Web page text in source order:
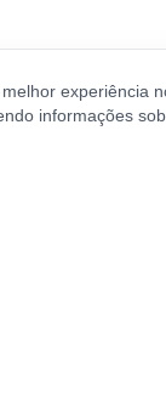
experiência
informações